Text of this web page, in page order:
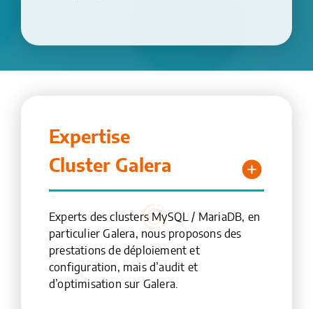
Expertise
Cluster Galera
Experts des clusters MySQL / MariaDB, en
particulier Galera, nous proposons des
prestations de déploiement et
configuration, mais d’audit et
d’optimisation sur Galera.